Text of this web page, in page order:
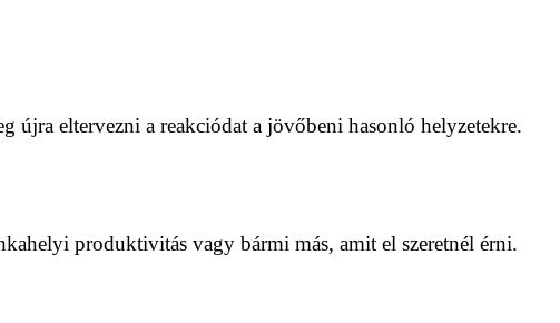
újra eltervezni a reakciódat a jövőbeni hasonló helyzetekre.
produktivitás vagy bármi más, amit el szeretnél érni.